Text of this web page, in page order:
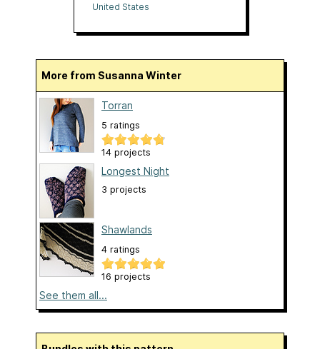
United States
More from Susanna Winter
Torran
5 ratings
14 projects
Longest Night
3 projects
Shawlands
4 ratings
16 projects
See them all...